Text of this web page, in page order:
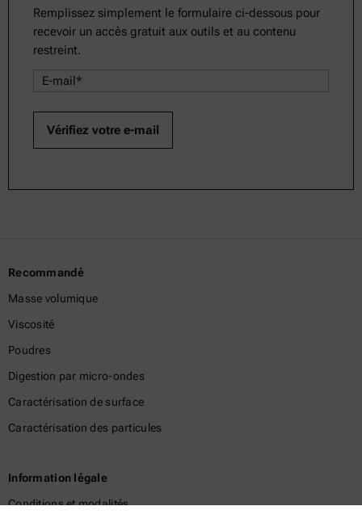
Remplissez simplement le formulaire ci-dessous pour
recevoir un accès gratuit aux outils et au contenu
restreint.
Recommandé
Masse volumique
Viscosité
Poudres
Digestion par micro-ondes
Caractérisation de surface
Caractérisation des particules
Information légale
Conditions et modalités